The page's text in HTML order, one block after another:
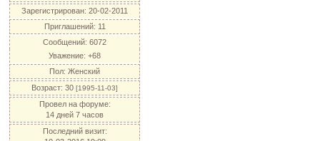
Зарегистрирован: 20-02-2011
Приглашений: 11
Сообщений: 6072
Уважение: +68
Пол: Женский
Возраст: 30 [1995-11-03]
Провел на форуме:
14 дней 7 часов
Последний визит: